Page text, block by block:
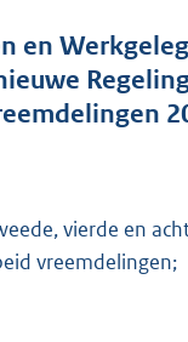
en
vierde en
vreemdelingen;